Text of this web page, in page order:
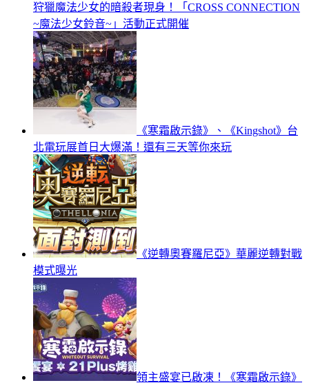
狩獵魔法少女的暗殺者現身！「CROSS CONNECTION
~魔法少女鈴音~」活動正式開催
《寒霜啟示錄》、《Kingshot》台
北電玩展首日大爆滿！還有三天等你來玩
《逆轉奧賽羅尼亞》華麗逆轉對戰
模式曝光
領主盛宴已啟凍！《寒霜啟示錄》